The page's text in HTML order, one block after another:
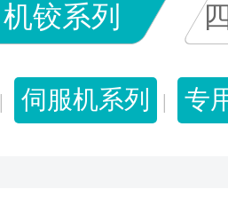
机铰系列
| 伺服机系列 | 专